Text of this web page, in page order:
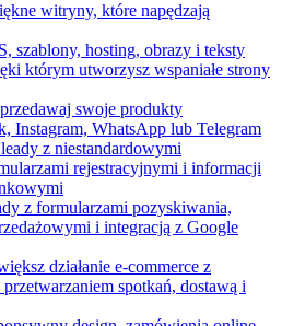
witryny, które napędzają
szablony, hosting, obrazy i teksty
którym utworzysz wspaniałe strony
swoje produkty
Instagram, WhatsApp lub Telegram
z niestandardowymi
rejestracyjnymi i informacji
z formularzami pozyskiwania,
i integracją z Google
działanie e-commerce z
spotkań, dostawą i